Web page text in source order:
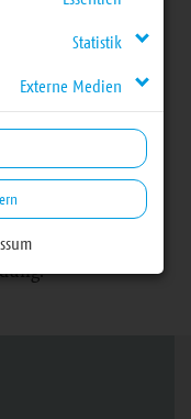
sowie
Ehrenamtliche
Statistik
Externe Medien